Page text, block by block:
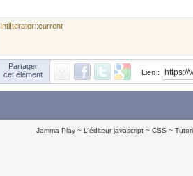
IntlIterator::current
Partager
cet élément
Lien :
Jamma Play L'éditeur javascript CSS